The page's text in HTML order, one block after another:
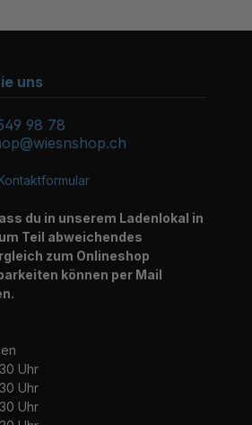
uns
98 78
du in unserem Ladenlokal in
Teil abweichendes
zum Onlineshop
können per Mail
Uhr
Uhr
Uhr